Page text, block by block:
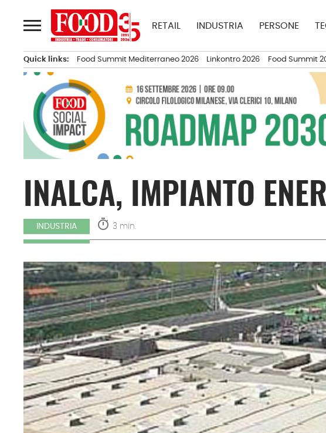
al
contenuto
RETAIL INDUSTRIA PERSONE
Quick links: Food Summit Mediterraneo 2026 Linkontro 2026 Food Summit
INALCA, IMPIANTO
INDUSTRIA timer 3 min.